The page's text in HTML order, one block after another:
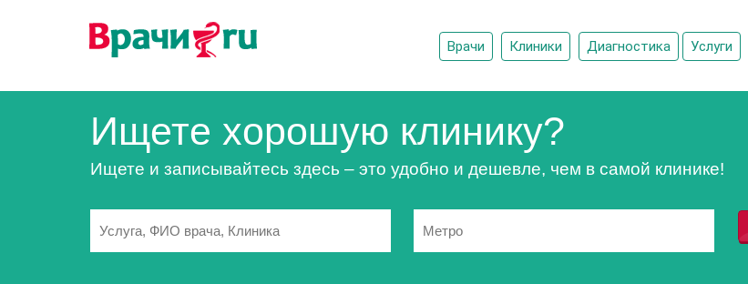
Врачи Клиники Диагностика Услуги
Ищете хорошую клинику?
Ищете и записывайтесь здесь – это удобно и дешевле, чем в самой клинике!